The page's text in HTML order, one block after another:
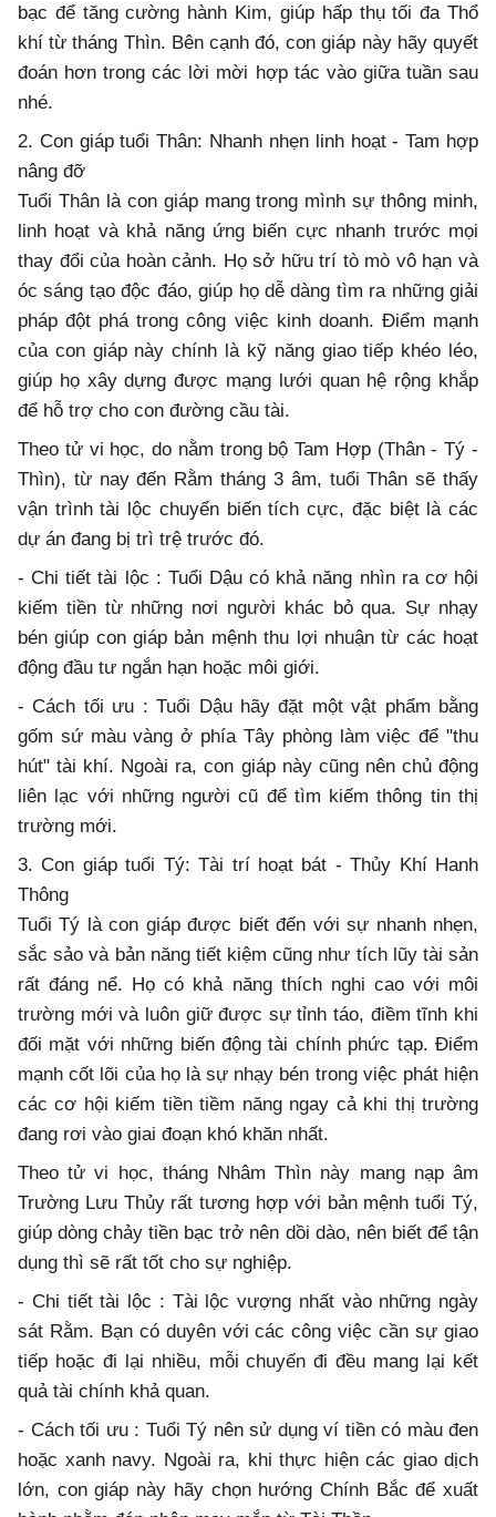
bạc để tăng cường hành Kim, giúp hấp thụ tối đa Thổ
khí từ tháng Thìn. Bên cạnh đó, con giáp này hãy quyết
đoán hơn trong các lời mời hợp tác vào giữa tuần sau
nhé.
2. Con giáp tuổi Thân: Nhanh nhẹn linh hoạt - Tam hợp
nâng đỡ
Tuổi Thân là con giáp mang trong mình sự thông minh,
linh hoạt và khả năng ứng biến cực nhanh trước mọi
thay đổi của hoàn cảnh. Họ sở hữu trí tò mò vô hạn và
óc sáng tạo độc đáo, giúp họ dễ dàng tìm ra những giải
pháp đột phá trong công việc kinh doanh. Điểm mạnh
của con giáp này chính là kỹ năng giao tiếp khéo léo,
giúp họ xây dựng được mạng lưới quan hệ rộng khắp
để hỗ trợ cho con đường cầu tài.
Theo tử vi học, do nằm trong bộ Tam Hợp (Thân - Tý -
Thìn), từ nay đến Rằm tháng 3 âm, tuổi Thân sẽ thấy
vận trình tài lộc chuyển biến tích cực, đặc biệt là các
dự án đang bị trì trệ trước đó.
- Chi tiết tài lộc : Tuổi Dậu có khả năng nhìn ra cơ hội
kiếm tiền từ những nơi người khác bỏ qua. Sự nhạy
bén giúp con giáp bản mệnh thu lợi nhuận từ các hoạt
động đầu tư ngắn hạn hoặc môi giới.
- Cách tối ưu : Tuổi Dậu hãy đặt một vật phẩm bằng
gốm sứ màu vàng ở phía Tây phòng làm việc để "thu
hút" tài khí. Ngoài ra, con giáp này cũng nên chủ động
liên lạc với những người cũ để tìm kiếm thông tin thị
trường mới.
3. Con giáp tuổi Tý: Tài trí hoạt bát - Thủy Khí Hanh
Thông
Tuổi Tý là con giáp được biết đến với sự nhanh nhẹn,
sắc sảo và bản năng tiết kiệm cũng như tích lũy tài sản
rất đáng nể. Họ có khả năng thích nghi cao với môi
trường mới và luôn giữ được sự tỉnh táo, điềm tĩnh khi
đối mặt với những biến động tài chính phức tạp. Điểm
mạnh cốt lõi của họ là sự nhạy bén trong việc phát hiện
các cơ hội kiếm tiền tiềm năng ngay cả khi thị trường
đang rơi vào giai đoạn khó khăn nhất.
Theo tử vi học, tháng Nhâm Thìn này mang nạp âm
Trường Lưu Thủy rất tương hợp với bản mệnh tuổi Tý,
giúp dòng chảy tiền bạc trở nên dồi dào, nên biết để tận
dụng thì sẽ rất tốt cho sự nghiệp.
- Chi tiết tài lộc : Tài lộc vượng nhất vào những ngày
sát Rằm. Bạn có duyên với các công việc cần sự giao
tiếp hoặc đi lại nhiều, mỗi chuyến đi đều mang lại kết
quả tài chính khả quan.
- Cách tối ưu : Tuổi Tý nên sử dụng ví tiền có màu đen
hoặc xanh navy. Ngoài ra, khi thực hiện các giao dịch
lớn, con giáp này hãy chọn hướng Chính Bắc để xuất